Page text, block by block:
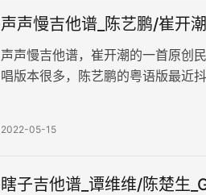
声声慢吉他谱_陈艺鹏/崔开
声声慢吉他谱，崔开潮的一首原创
唱版本很多，陈艺鹏的粤语版最近
2022-05-15
瞎子吉他谱_谭维维/陈楚生